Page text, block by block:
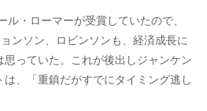
・ローマーが受賞していたので、
ンソン、ロビンソンも、経済成長に
っていた。これが後出しジャンケン
、「重鎮だがすでにタイミング逃し